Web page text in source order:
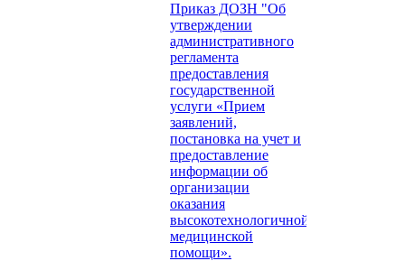
Приказ ДОЗН "Об
утверждении
административного
регламента
предоставления
государственной
услуги «Прием
заявлений,
постановка на учет и
предоставление
информации об
организации
оказания
высокотехнологичной
медицинской
помощи».